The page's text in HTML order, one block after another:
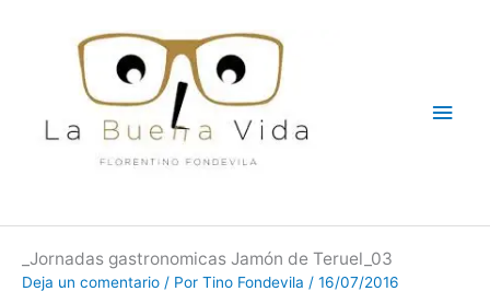
_Jornadas gastronomicas Jamón de Teruel_03
Deja un comentario / Por Tino Fondevila / 16/07/2016